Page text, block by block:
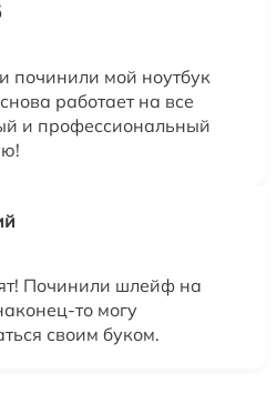
починили мой ноутбук
работает на все
и профессиональный
Починили шлейф на
то могу
своим буком.